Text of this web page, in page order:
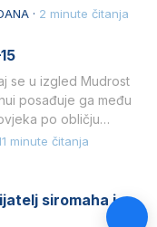
· 2 minute čitanja
se u izgled Mudrost
posađuje ga među
po obličju
minute čitanja
siromaha i